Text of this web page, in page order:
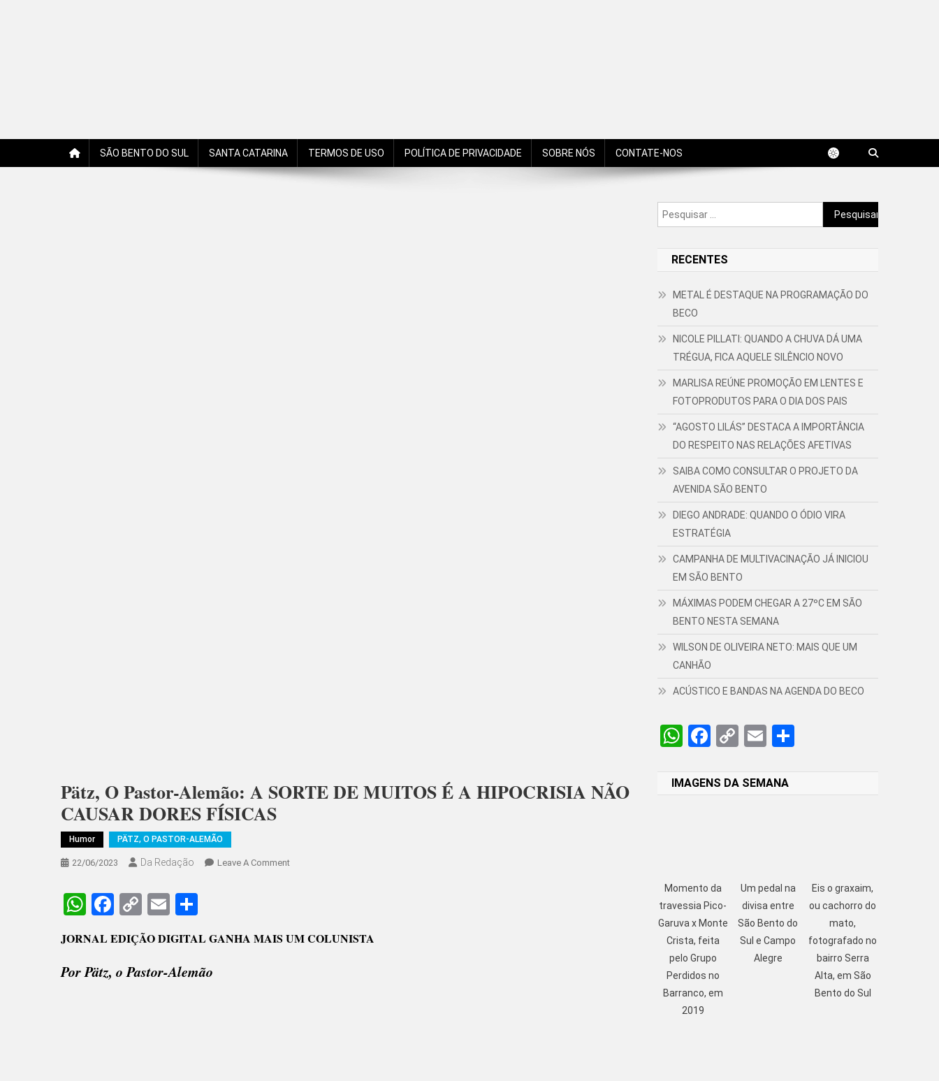
SÃO BENTO DO SUL SANTA CATARINA TERMOS DE USO POLÍTICA DE PRIVACIDADE SOBRE NÓS CONTATE-NOS
Pätz, O Pastor-Alemão: A SORTE DE MUITOS É A HIPOCRISIA NÃO
CAUSAR DORES FÍSICAS
Humor PÄTZ, O PASTOR-ALEMÃO
22/06/2023 Da Redação Leave A CommentOn
A
WhatsApp
Facebook
Copy
Link
Email
JORNAL EDIÇÃO DIGITAL GANHA MAIS UM COLUNISTA
Por Pätz, o Pastor-Alemão
Pesquisar
por:
RECENTES
METAL É DESTAQUE NA PROGRAMAÇÃO DO
BECO
NICOLE PILLATI: QUANDO A CHUVA DÁ UMA
TRÉGUA, FICA AQUELE SILÊNCIO NOVO
MARLISA REÚNE PROMOÇÃO EM LENTES E
FOTOPRODUTOS PARA O DIA DOS PAIS
“AGOSTO LILÁS” DESTACA A IMPORTÂNCIA
DO RESPEITO NAS RELAÇÕES AFETIVAS
SAIBA COMO CONSULTAR O PROJETO DA
AVENIDA SÃO BENTO
DIEGO ANDRADE: QUANDO O ÓDIO VIRA
ESTRATÉGIA
CAMPANHA DE MULTIVACINAÇÃO JÁ INICIOU
EM SÃO BENTO
MÁXIMAS PODEM CHEGAR A 27ºC EM SÃO
BENTO NESTA SEMANA
WILSON DE OLIVEIRA NETO: MAIS QUE UM
CANHÃO
ACÚSTICO E BANDAS NA AGENDA DO BECO
WhatsApp
Facebook
CopyEmail
IMAGENS DA SEMANA
Momento da
travessia Pico-
Garuva x Monte
Crista, feita
pelo Grupo
Perdidos no
Barranco, em
2019
Um pedal na
divisa entre
São Bento do
Sul e Campo
Alegre
Eis o graxaim,
ou cachorro do
mato,
fotografado no
bairro Serra
Alta, em São
Bento do Sul